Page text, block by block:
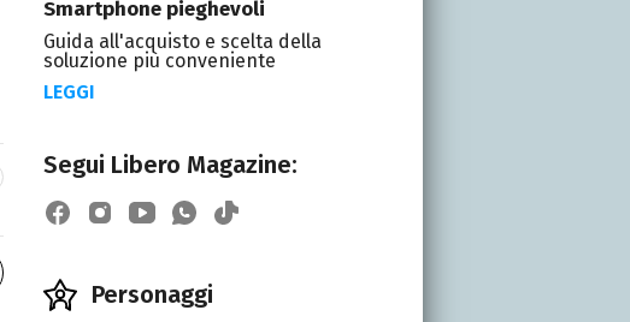
Smartphone pieghevoli
Guida all'acquisto e scelta della
soluzione più conveniente
LEGGI
Segui Libero Magazine:
Personaggi